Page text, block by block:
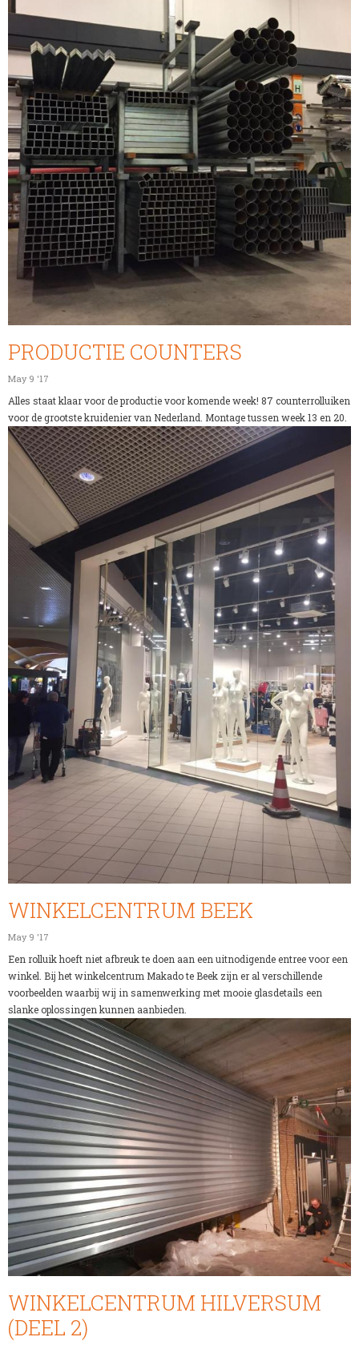
PRODUCTIE COUNTERS
May 9 '17
Alles staat klaar voor de productie voor komende week! 87 counterrolluiken
voor de grootste kruidenier van Nederland. Montage tussen week 13 en 20.
WINKELCENTRUM BEEK
May 9 '17
Een rolluik hoeft niet afbreuk te doen aan een uitnodigende entree voor een
winkel. Bij het winkelcentrum Makado te Beek zijn er al verschillende
voorbeelden waarbij wij in samenwerking met mooie glasdetails een
slanke oplossingen kunnen aanbieden.
WINKELCENTRUM HILVERSUM
(DEEL 2)